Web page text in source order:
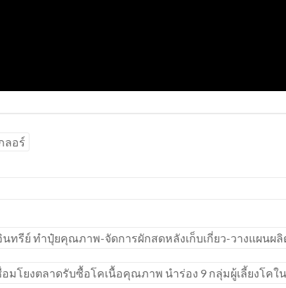
ลอร์
ทรีย์ ทำปุ๋ยคุณภาพ-จัดการผักสดหลังเก็บเกี่ยว-วางแผนผ
อมโยงตลาดรับซื้อโคเนื้อคุณภาพ นำร่อง 9 กลุ่มผู้เลี้ยงโค